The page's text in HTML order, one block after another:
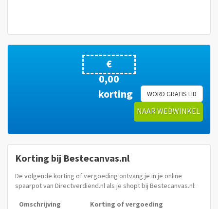
€
0,00
korting
WORD GRATIS LID
NAAR WEBWINKEL
Korting bij Bestecanvas.nl
De volgende korting of vergoeding ontvang je in je online
spaarpot van Directverdiend.nl als je shopt bij Bestecanvas.nl:
Omschrijving Korting of vergoeding